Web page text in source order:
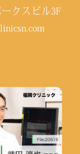
クスビル3F